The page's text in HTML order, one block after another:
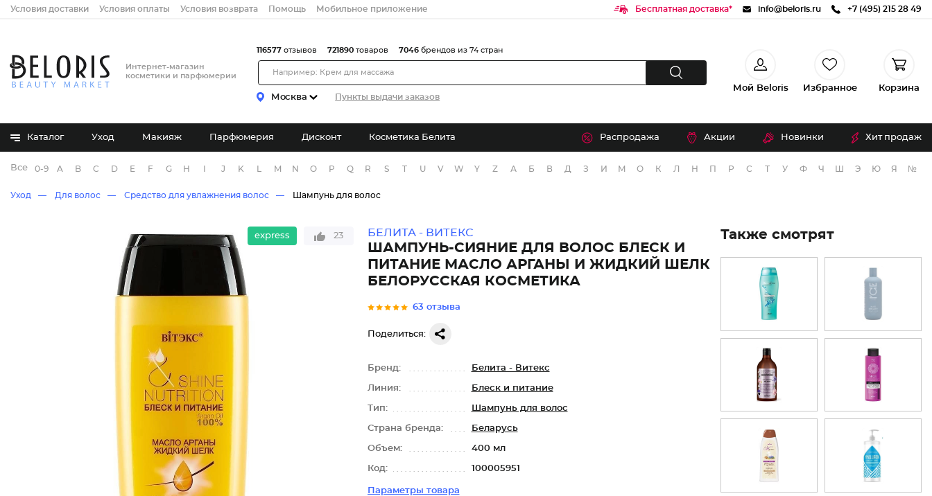
Условия доставки Условия оплаты Условия возврата Помощь Мобильное приложение Бесплатная доставка* info@beloris.ru +7 (495) 215 28 49
Интернет-магазин
косметики и парфюмерии
Москва Пункты выдачи заказов
116577 отзывов 721890 товаров 7046 брендов из 74 стран
Мой Beloris Избранное Корзина
Каталог Уход Макияж Парфюмерия Дисконт Косметика Белита Распродажа Акции Новинки Хит продаж
Все бренды
0-9 A B C D E F G H J K M N O P Q R S T U V W Y Z А Б В Д З И М О К Л Н П Р С Т У Ф Ч Э Ю Я №
Уход Для волос Средство для увлажнения волос Шампунь для волос
express 23 БЕЛИТА - ВИТЕКС
ШАМПУНЬ-СИЯНИЕ ДЛЯ ВОЛОС БЛЕСК И
ПИТАНИЕ МАСЛО АРГАНЫ И ЖИДКИЙ ШЕЛК
БЕЛОРУССКАЯ КОСМЕТИКА
63 отзыва
Поделиться:
Бренд: Белита - Витекс
Линия: Блеск и питание
Тип: Шампунь для волос
Страна бренда: Беларусь
Объем: 400 мл
Код: 100005951
Параметры товара
Также смотрят